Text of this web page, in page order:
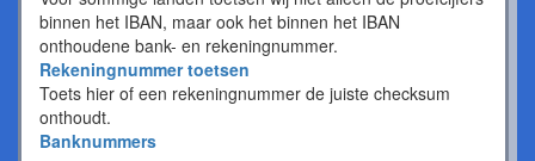
binnen het IBAN, maar ook het binnen het IBAN
onthoudene bank- en rekeningnummer.
Rekeningnummer toetsen
Toets hier of een rekeningnummer de juiste checksum
onthoudt.
Banknummers